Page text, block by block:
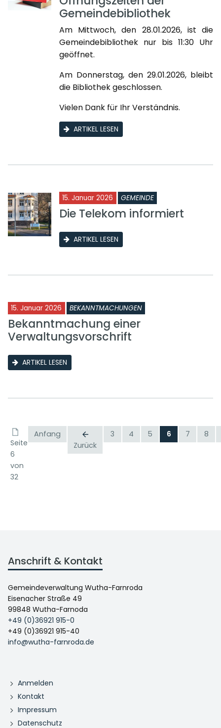
Gemeindebibliothek
Am Mittwoch, den 28.01.2026, ist die
Gemeindebibliothek nur bis 11:30 Uhr
geöffnet.
Am Donnerstag, den 29.01.2026, bleibt
die Bibliothek geschlossen.
Vielen Dank für Ihr Verständnis.
ARTIKEL LESEN
15. Januar 2026 GEMEINDE
Die Telekom informiert
ARTIKEL LESEN
15. Januar 2026 BEKANNTMACHUNGEN
Bekanntmachung einer
Verwaltungsvorschrift
ARTIKEL LESEN
Seite
6
von
32
Anfang
Zurück
3 4 5 6 7 8
Anschrift & Kontakt
Gemeindeverwaltung Wutha-Farnroda
Eisenacher Straße 49
99848 Wutha-Farnoda
+49 (0)36921 915-0
+49 (0)36921 915-40
info@wutha-farnroda.de
Anmelden
Kontakt
Impressum
Datenschutz